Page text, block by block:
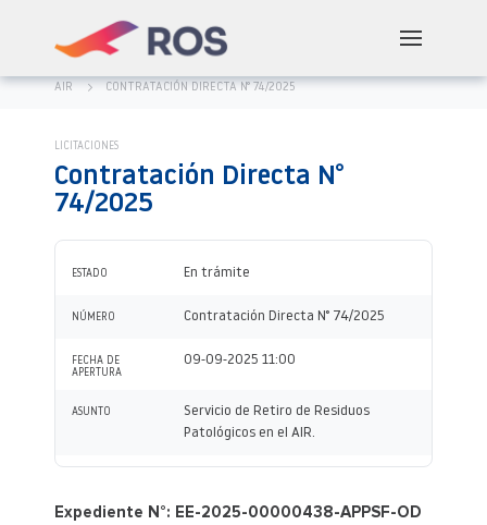
AIR CONTRATACIÓN DIRECTA N° 74/2025
LICITACIONES
Contratación Directa N°
74/2025
ESTADO En trámite
NÚMERO Contratación Directa N° 74/2025
FECHA DE
APERTURA
09-09-2025 11:00
ASUNTO
Servicio de Retiro de Residuos
Patológicos en el AIR.
Expediente N°: EE-2025-00000438-APPSF-OD